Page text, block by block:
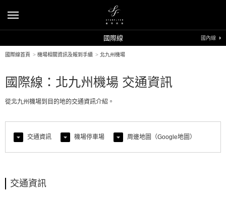
國際線首頁 > 機場相關資訊及報到手續 > 北九州機場
國際線：北九州機場 交通資訊
從北九州機場到目的地的交通資訊介紹。
交通資訊 機場停車場 周邊地圖（Google地圖）
交通資訊
國內線
國際線